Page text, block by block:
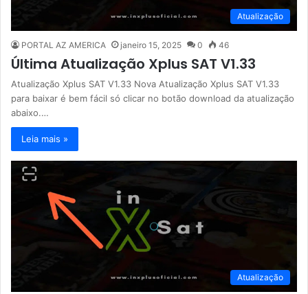
Atualização
PORTAL AZ AMERICA janeiro 15, 2025 0 46
Última Atualização Xplus SAT V1.33
Atualização Xplus SAT V1.33 Nova Atualização Xplus SAT V1.33
para baixar é bem fácil só clicar no botão download da atualização
abaixo.…
Leia mais »
Atualização